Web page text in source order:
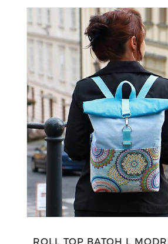
ROLL TOP BATOH L